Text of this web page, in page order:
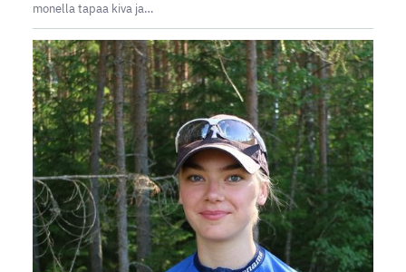
monella tapaa kiva ja…